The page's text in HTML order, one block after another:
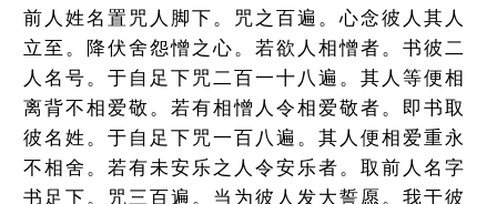
前人姓名置咒人脚下。咒之百遍。心念彼人其人
立至。降伏舍怨憎之心。若欲人相憎者。书彼二
人名号。于自足下咒二百一十八遍。其人等便相
离背不相爱敬。若有相憎人令相爱敬者。即书取
彼名姓。于自足下咒一百八遍。其人便相爱重永
不相舍。若有未安乐之人令安乐者。取前人名字
书足下。咒三百遍。当为彼人发大誓愿。我于彼